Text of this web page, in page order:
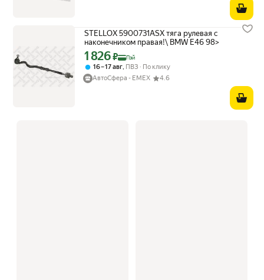
STELLOX 5900731ASX тяга рулевая с
наконечником правая!\ BMW E46 98>
Цена с картой Яндекс Пэй 1826 ₽ вместо
1 826₽ Пэй
16 – 17 авг, ПВЗ
По клику
АвтоСфера - ЕМЕХ
4.6